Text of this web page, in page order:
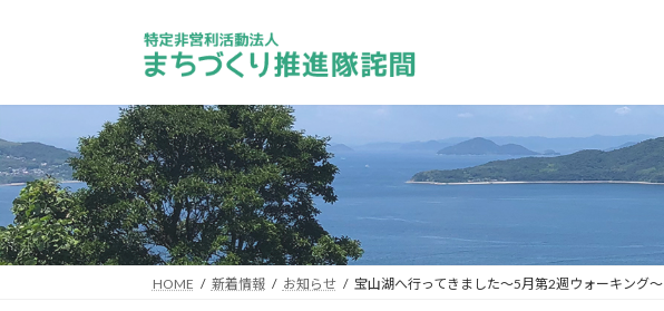
へ
ス
キ
ッ
プ
ョ
ン
に
移
動
HOME 新着情報 お知らせ 宝山湖へ行ってきました～5月第2週ウォーキング～